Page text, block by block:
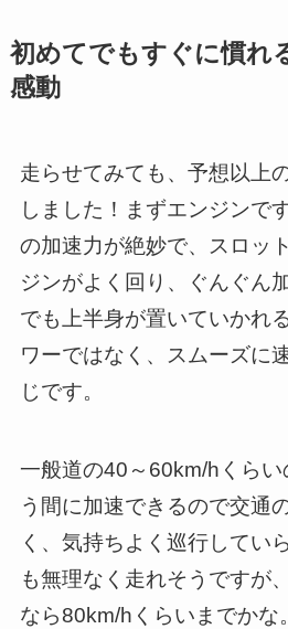
初めてでもすぐに慣れ
感動
走らせてみても、予想以上
しました！まずエンジンで
の加速力が絶妙で、スロッ
ジンがよく回り、ぐんぐん
でも上半身が置いていかれ
ワーではなく、スムーズに
じです。
一般道の40～60km/hくら
う間に加速できるので交通
く、気持ちよく巡行してい
も無理なく走れそうですが
なら80km/hくらいまでかな